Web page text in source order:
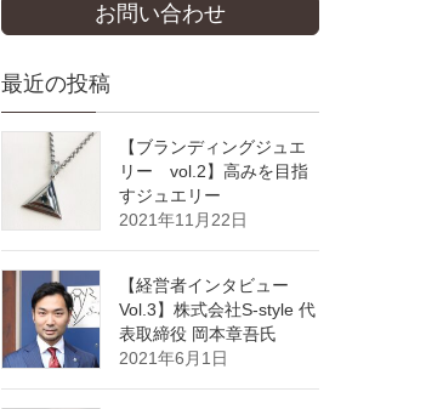
お問い合わせ
最近の投稿
【ブランディングジュエ
リー vol.2】高みを目指
すジュエリー
2021年11月22日
【経営者インタビュー
Vol.3】株式会社S-style 代
表取締役 岡本章吾氏
2021年6月1日